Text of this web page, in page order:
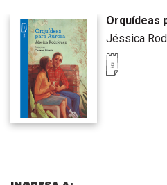
Orquídeas
Jéssica